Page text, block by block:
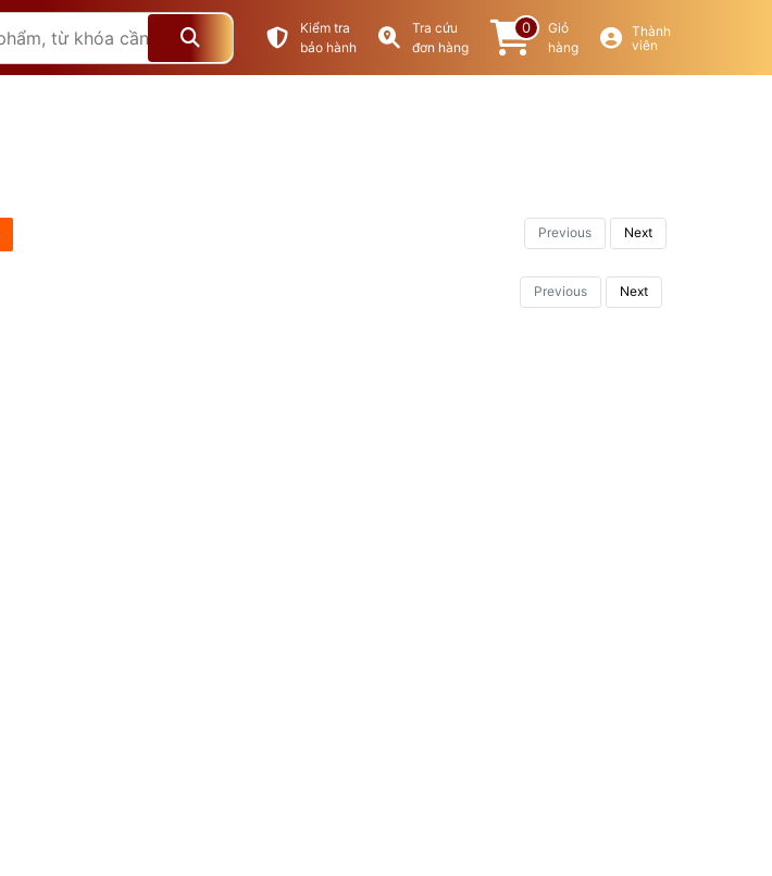
Kiểm tra
bảo hành
Tra cứu
đơn hàng
0
Giỏ
hàng
Thành
viên
Previous Next
Previous Next